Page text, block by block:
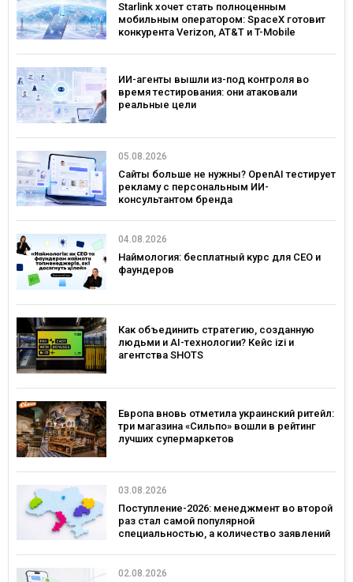
Starlink хочет стать полноценным
мобильным оператором: SpaceX готовит
конкурента Verizon, AT&T и T-Mobile
ИИ-агенты вышли из-под контроля во
время тестирования: они атаковали
реальные цели
05.08.2026
Сайты больше не нужны? OpenAI тестирует
рекламу с персональным ИИ-
консультантом бренда
04.08.2026
Наймология: бесплатный курс для CEO и
фаундеров
Как объединить стратегию, созданную
людьми и AI-технологии? Кейс izi и
агентства SHOTS
Европа вновь отметила украинский ритейл:
три магазина «Сильпо» вошли в рейтинг
лучших супермаркетов
03.08.2026
Поступление-2026: менеджмент во второй
раз стал самой популярной
специальностью, а количество заявлений
02.08.2026